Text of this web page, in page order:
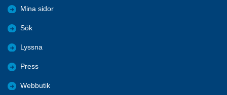
Mina sidor
Sök
Lyssna
Press
Webbutik